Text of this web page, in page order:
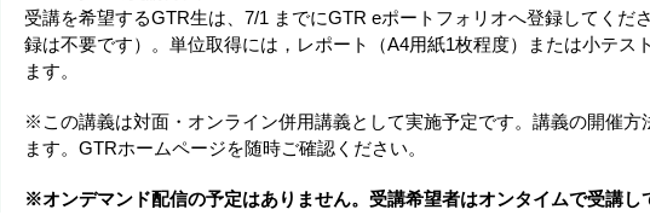
受講を希望するGTR生は、7/1 までにGTR eポートフォリオへ登録してくだ
録は不要です）。単位取得には，レポート（A4用紙1枚程度）または小テス
ます。
※この講義は対面・オンライン併用講義として実施予定です。講義の開催方
ます。GTRホームページを随時ご確認ください。
※オンデマンド配信の予定はありません。受講希望者はオンタイムで受講し